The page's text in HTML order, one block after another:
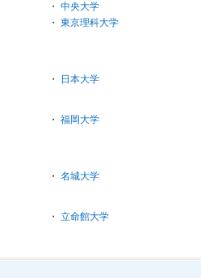
・ 中央大学
・ 東京理科大学
・ 日本大学
・ 福岡大学
・ 名城大学
・ 立命館大学